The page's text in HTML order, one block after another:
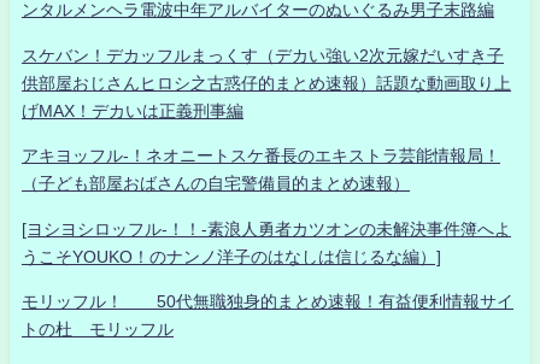
ンタルメンヘラ電波中年アルバイターのぬいぐるみ男子末路編
スケバン！デカッフルまっくす（デカい強い2次元嫁だいすき子
供部屋おじさんヒロシ之古惑仔的まとめ速報）話題な動画取り上
げMAX！デカいは正義刑事編
アキヨッフル-！ネオニートスケ番長のエキストラ芸能情報局！
（子ども部屋おばさんの自宅警備員的まとめ速報）
[ヨシヨシロッフル-！！-素浪人勇者カツオンの未解決事件簿へよ
うこそYOUKO！のナンノ洋子のはなしは信じるな編）]
モリッフル！ 50代無職独身的まとめ速報！有益便利情報サイ
トの杜 モリッフル